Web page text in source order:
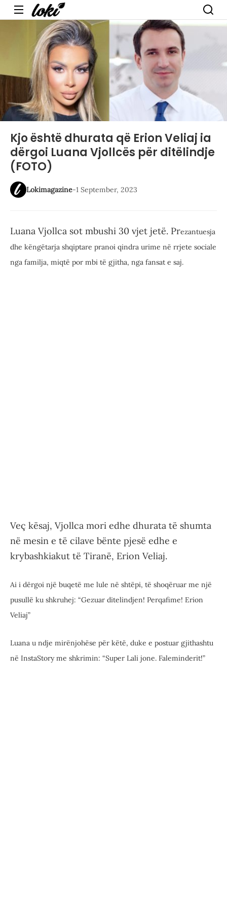
Menu
Kjo është dhurata që Erion Veliaj ia
dërgoi Luana Vjollcës për ditëlindje
(FOTO)
Lokimagazine-1 September, 2023
Luana Vjollca sot mbushi 30 vjet jetë. Prezantuesja
dhe këngëtarja shqiptare pranoi qindra urime në rrjete sociale
nga familja, miqtë por mbi të gjitha, nga fansat e saj.
Veç kësaj, Vjollca mori edhe dhurata të shumta
në mesin e të cilave bënte pjesë edhe e
krybashkiakut të Tiranë, Erion Veliaj.
Ai i dërgoi një buqetë me lule në shtëpi, të shoqëruar me një
pusullë ku shkruhej: “Gezuar ditelindjen! Perqafime! Erion
Veliaj”
Luana u ndje mirënjohëse për këtë, duke e postuar gjithashtu
në InstaStory me shkrimin: “Super Lali jone. Faleminderit!”